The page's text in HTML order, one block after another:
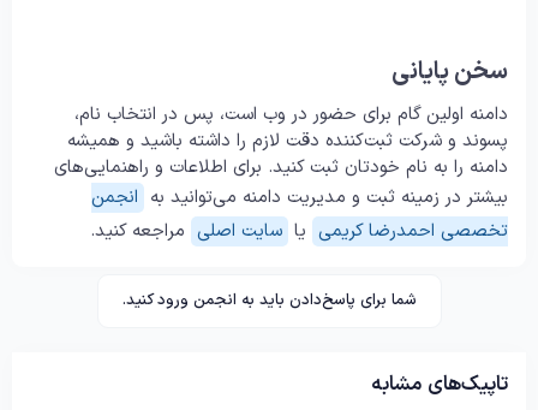
سخن پایانی
دامنه اولین گام برای حضور در وب است، پس در انتخاب نام،
پسوند و شرکت ثبت‌کننده دقت لازم را داشته باشید و همیشه
دامنه را به نام خودتان ثبت کنید. برای اطلاعات و راهنمایی‌های
بیشتر در زمینه ثبت و مدیریت دامنه می‌توانید به انجمن
تخصصی احمدرضا کریمی یا سایت اصلی مراجعه کنید.
شما برای پاسخ‌دادن باید به انجمن ورود کنید.
تاپیک‌های مشابه